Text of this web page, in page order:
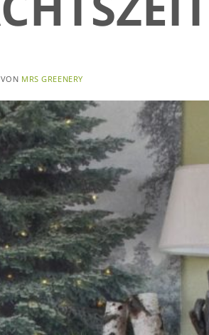
VON MRS GREENERY